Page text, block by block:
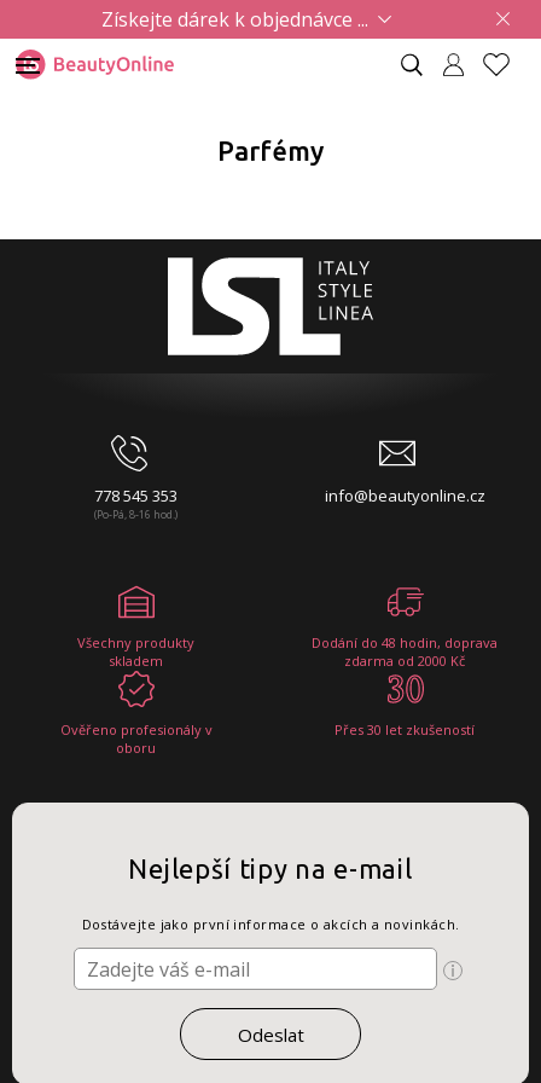
Získejte dárek k objednávce ...
Parfémy
778 545 353
(Po-Pá, 8-16 hod.)
info@beautyonline.cz
Všechny produkty
skladem
Dodání do 48 hodin, doprava
zdarma od 2000 Kč
Ověřeno profesionály v
oboru
Přes 30 let zkušeností
Nejlepší tipy na e-mail
Dostávejte jako první informace o akcích a novinkách.